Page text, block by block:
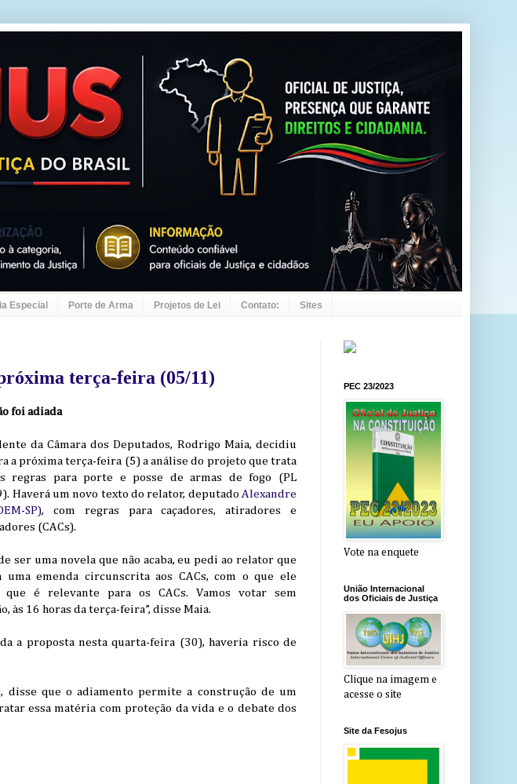
Especial Porte de Arma Projetos de Lei Contato: Sites
terça-feira (05/11)
foi adiada
da Câmara dos Deputados, Rodrigo Maia, decidiu
a próxima terça-feira (5) a análise do projeto que trata
regras para porte e posse de armas de fogo (PL
Haverá um novo texto do relator, deputadoAlexandre
SP), com regras para caçadores, atiradores e
(CACs).
ser uma novela que não acaba, eu pedi ao relator que
uma emenda circunscrita aos CACs, com o que ele
que é relevante para os CACs. Vamos votar sem
às 16 horas da terça-feira”, disse Maia.
a proposta nesta quarta-feira (30), haveria risco de
, disse que o adiamento permite a construção de um
essa matéria com proteção da vida e o debate dos
PEC 23/2023
Vote na enquete
União Internacional
dos Oficiais de Justiça
Clique na imagem e
acesse o site
Site da Fesojus